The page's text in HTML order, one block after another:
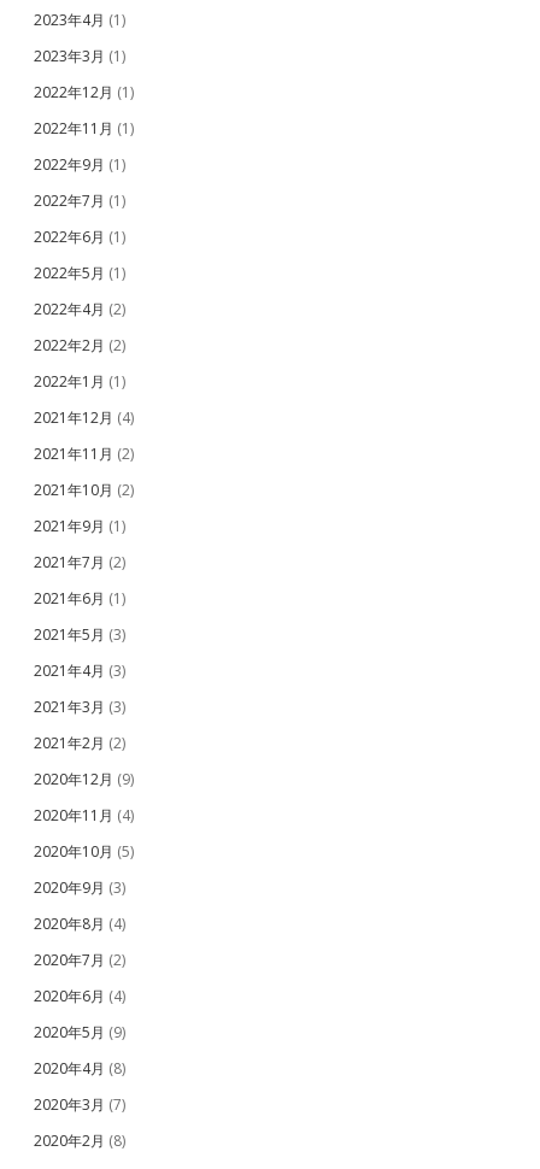
2023年4月 (1)
2023年3月 (1)
2022年12月 (1)
2022年11月 (1)
2022年9月 (1)
2022年7月 (1)
2022年6月 (1)
2022年5月 (1)
2022年4月 (2)
2022年2月 (2)
2022年1月 (1)
2021年12月 (4)
2021年11月 (2)
2021年10月 (2)
2021年9月 (1)
2021年7月 (2)
2021年6月 (1)
2021年5月 (3)
2021年4月 (3)
2021年3月 (3)
2021年2月 (2)
2020年12月 (9)
2020年11月 (4)
2020年10月 (5)
2020年9月 (3)
2020年8月 (4)
2020年7月 (2)
2020年6月 (4)
2020年5月 (9)
2020年4月 (8)
2020年3月 (7)
2020年2月 (8)